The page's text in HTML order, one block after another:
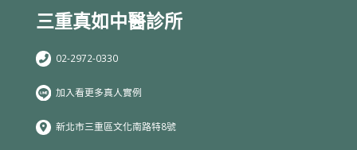
三重真如中醫診所
02-2972-0330
加入看更多真人實例
新北市三重區文化南路特8號